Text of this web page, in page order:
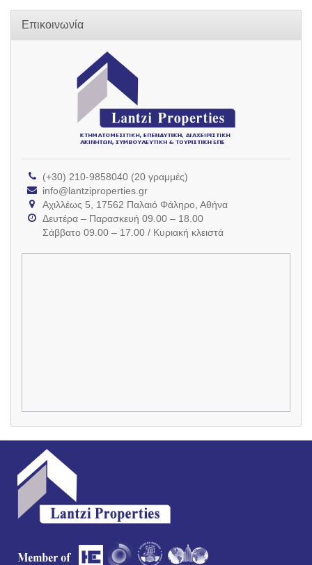
Επικοινωνία
(+30) 210-9858040 (20 γραμμές)
info@lantziproperties.gr
Αχιλλέως 5, 17562 Παλαιό Φάληρο, Αθήνα
Δευτέρα – Παρασκευή 09.00 – 18.00
Σάββατο 09.00 – 17.00 / Κυριακή κλειστά